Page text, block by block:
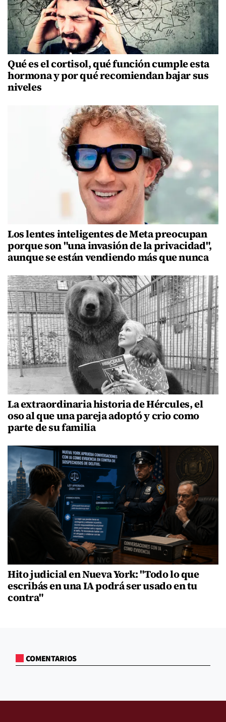
Qué es el cortisol, qué función cumple esta
hormona y por qué recomiendan bajar sus
niveles
Los lentes inteligentes de Meta preocupan
porque son "una invasión de la privacidad",
aunque se están vendiendo más que nunca
La extraordinaria historia de Hércules, el
oso al que una pareja adoptó y crio como
parte de su familia
Hito judicial en Nueva York: "Todo lo que
escribás en una IA podrá ser usado en tu
contra"
COMENTARIOS